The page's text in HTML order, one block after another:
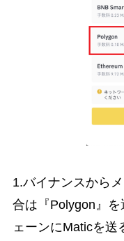
1.バイナンスから
合は『Polygon』
ェーンにMaticを